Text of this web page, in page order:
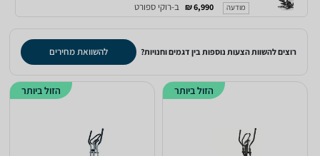
מודעה 6,990 ₪ ב-רוקי ספורט
רוצים להשוות הצעות נוספות בין דגמים וחנויות? להשוואת מחירים
הזול ביותר הזול ביותר